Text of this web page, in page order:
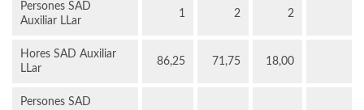
Persones SAD
Auxiliar LLar
1 2 2
Hores SAD Auxiliar
LLar
86,25 71,75 18,00
Persones SAD